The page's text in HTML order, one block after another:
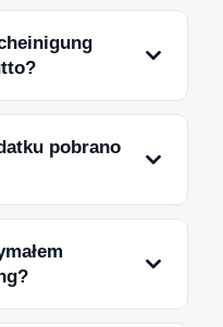
pobrano